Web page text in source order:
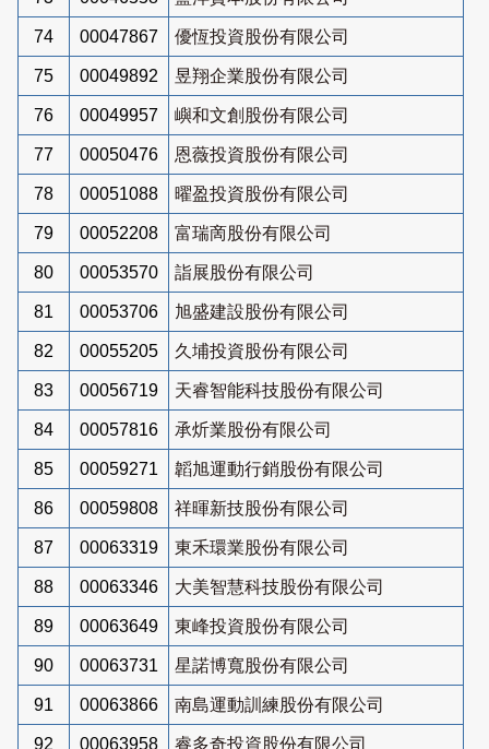
74 00047867 優恆投資股份有限公司
75 00049892 昱翔企業股份有限公司
76 00049957 嶼和文創股份有限公司
77 00050476 恩薇投資股份有限公司
78 00051088 曜盈投資股份有限公司
79 00052208 富瑞啇股份有限公司
80 00053570 詣展股份有限公司
81 00053706 旭盛建設股份有限公司
82 00055205 久埔投資股份有限公司
83 00056719 天睿智能科技股份有限公司
84 00057816 承炘業股份有限公司
85 00059271 韜旭運動行銷股份有限公司
86 00059808 祥暉新技股份有限公司
87 00063319 東禾環業股份有限公司
88 00063346 大美智慧科技股份有限公司
89 00063649 東峰投資股份有限公司
90 00063731 星諾博寬股份有限公司
91 00063866 南島運動訓練股份有限公司
92 00063958 睿多奇投資股份有限公司